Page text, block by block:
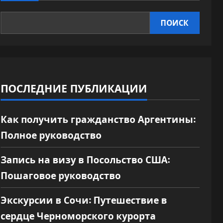
ПОИСК
ПОСЛЕДНИЕ ПУБЛИКАЦИИ
Как получить гражданство Аргентины:
Полное руководство
Запись на визу в Посольство США:
Пошаговое руководство
Экскурсии в Сочи: Путешествие в
сердце Черноморского курорта